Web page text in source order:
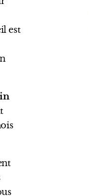
est